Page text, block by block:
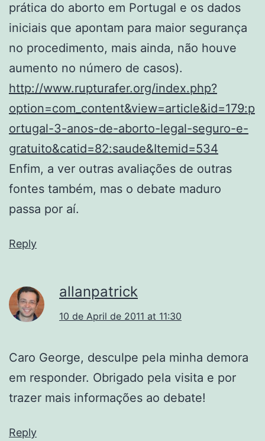
prática do aborto em Portugal e os dados
iniciais que apontam para maior segurança
no procedimento, mais ainda, não houve
aumento no número de casos).
http://www.rupturafer.org/index.php?
option=com_content&view=article&id=179:p
ortugal-3-anos-de-aborto-legal-seguro-e-
gratuito&catid=82:saude&Itemid=534
Enfim, a ver outras avaliações de outras
fontes também, mas o debate maduro
passa por aí.
Reply
allanpatrick
10 de April de 2011 at 11:30
Caro George, desculpe pela minha demora
em responder. Obrigado pela visita e por
trazer mais informações ao debate!
Reply